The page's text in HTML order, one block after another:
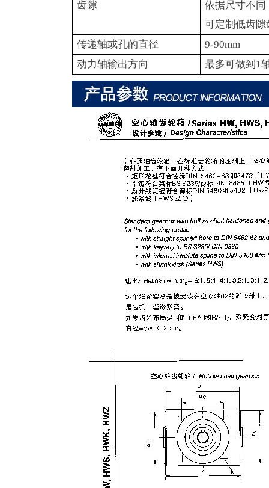
齿隙
依据尺寸不
可定制低齿
传递轴或孔的直径
9-90mm
动力轴输出方向
最多可做到1